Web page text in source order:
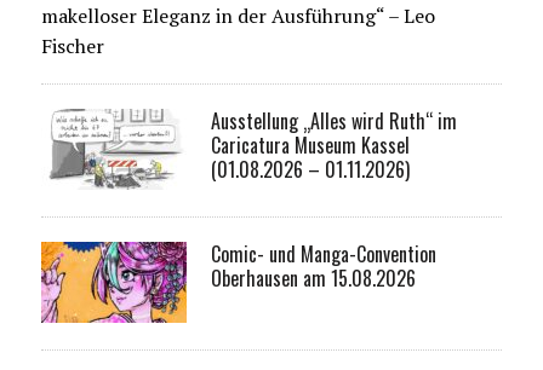
makelloser Eleganz in der Ausführung“ – Leo
Fischer
Ausstellung „Alles wird Ruth“ im
Caricatura Museum Kassel
(01.08.2026 – 01.11.2026)
Comic- und Manga-Convention
Oberhausen am 15.08.2026